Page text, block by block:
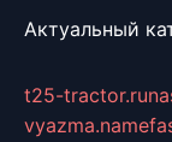
Актуальный
t25-tractor.ru
vyazma.name